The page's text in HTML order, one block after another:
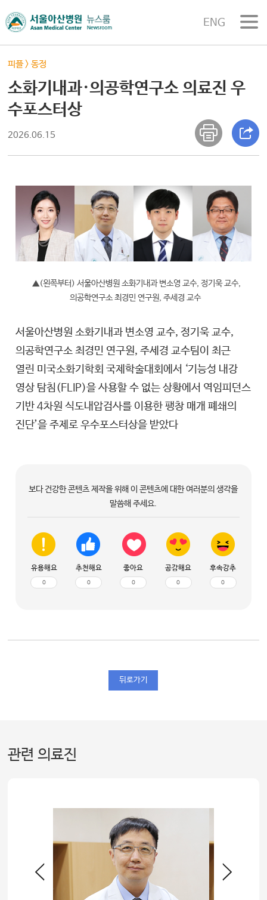
ENG
피플>동정
소화기내과·의공학연구소 의료진 우
수포스터상
2026.06.15
▲(왼쪽부터) 서울아산병원 소화기내과 변소영 교수, 정기욱 교수,
의공학연구소 최경민 연구원, 주세경 교수
서울아산병원 소화기내과 변소영 교수, 정기욱 교수,
의공학연구소 최경민 연구원, 주세경 교수팀이 최근
열린 미국소화기학회 국제학술대회에서 ‘기능성 내강
영상 탐침(FLIP)을 사용할 수 없는 상황에서 역임피던스
기반 4차원 식도내압검사를 이용한 팽창 매개 폐쇄의
진단’을 주제로 우수포스터상을 받았다
보다 건강한 콘텐츠 제작을 위해 이 콘텐츠에 대한 여러분의 생각을
말씀해 주세요.
유용해요
0
추천해요
0
좋아요
0
공감해요
0
후속강추
0
뒤로가기
관련 의료진